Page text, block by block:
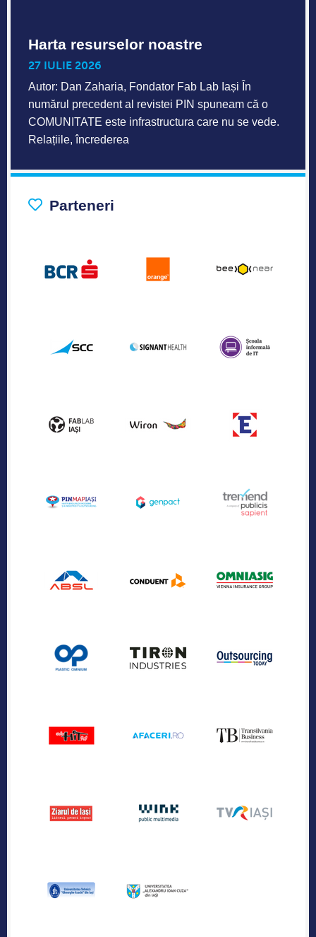
Harta resurselor noastre
27 IULIE 2026
Autor: Dan Zaharia, Fondator Fab Lab Iași În
numărul precedent al revistei PIN spuneam că o
COMUNITATE este infrastructura care nu se vede.
Relațiile, încrederea
Parteneri